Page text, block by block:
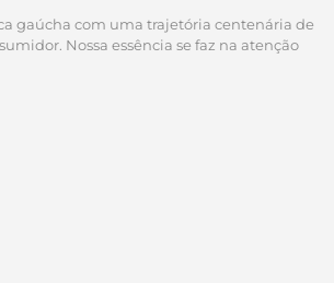
gaúcha com uma trajetória centenária de
Nossa essência se faz na atenção